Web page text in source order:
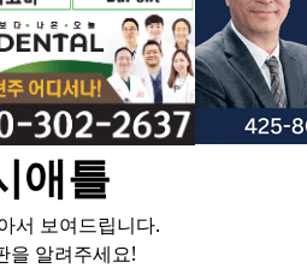
애틀
서 보여드립니다.
을 알려주세요!